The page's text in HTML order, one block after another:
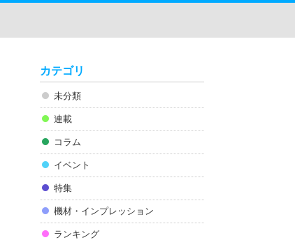
カテゴリ
未分類
連載
コラム
イベント
特集
機材・インプレッション
ランキング